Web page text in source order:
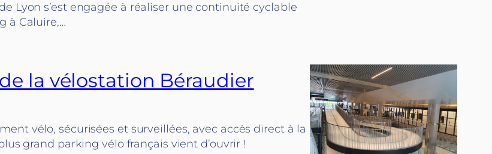
Lyon s’est engagée à réaliser une continuité cyclable
à Caluire,…
la vélostation Béraudier
vélo, sécurisées et surveillées, avec accès direct à la
grand parking vélo français vient d’ouvrir !